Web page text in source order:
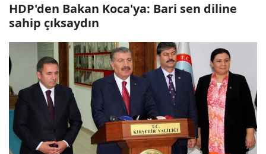
HDP'den Bakan Koca'ya: Bari sen diline
sahip çıksaydın